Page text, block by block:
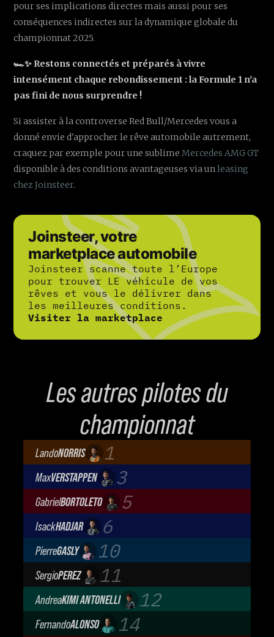
pour ses implications directes mais aussi pour ses
conséquences indirectes sur la dynamique globale du
championnat 2025.
🏎️✨ Restons connectés et préparés à vivre
intensément chaque rebondissement : la Formule 1 n'a
pas fini de nous surprendre !
Si assister à la controverse Red Bull/Mercedes vous a
donné envie d'approcher le rêve automobile autrement,
craquez par exemple pour une sublimeMercedes AMG GT
disponible à des conditions avantageuses via unleasing
chez Joinsteer.
Joinsteer, votre
marketplace automobile
Joinsteer scanne toute l’Europe
pour trouver LE véhicule de vos
rêves et vous le délivrer dans
les meilleures conditions.
Visiter la marketplace
Les autres pilotes du
championnat
LandoNORRIS 1
McLaren Mastercard F1 Team
MaxVERSTAPPEN 3
Oracle Red Bull Racing
GabrielBORTOLETO 5
Audi Revolut F1 Team
IsackHADJAR 6
Oracle Red Bull Racing
PierreGASLY 10
BWT Alpine Formula One Team
SergioPEREZ 11
Cadillac Formula 1 Team
AndreaKIMI ANTONELLI 12
Mercedes-AMG Petronas F1 Team
FernandoALONSO 14